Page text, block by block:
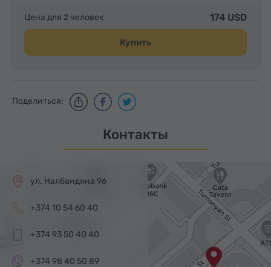
Цена для 2 человек 174 USD
Купить
Поделиться:
Контакты
ул. Налбандяна 96
+374 10 54 60 40
+374 93 50 40 40
+374 98 40 50 89